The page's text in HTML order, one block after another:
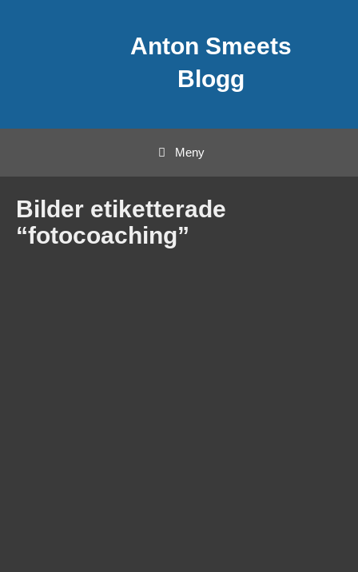
Anton Smeets
Blogg
Meny
Bilder etiketterade
“fotocoaching”